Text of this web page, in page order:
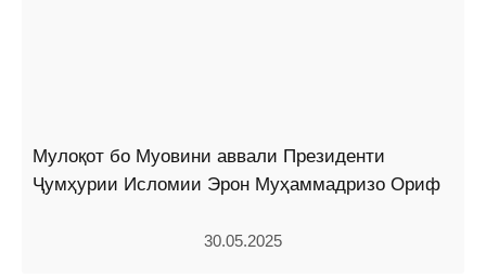
Мулоқот бо Муовини аввали Президенти
Ҷумҳурии Исломии Эрон Муҳаммадризо Ориф
30.05.2025